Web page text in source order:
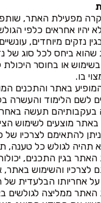
מפעילת האתר,
יהיו אחראים כלפי
נזקים מיוחדים,
שהוא ביחס לכל סוג של
בשימוש או בחוסר
בו.
באתר והתכנים
לשם הלימוד והעשרה
תעשה
תהיה לגולש כל טענה,
בגין התכנים,
לצרכיו והשימוש באתר,
על אחריותו הבלעדית
ממליצה לגולשים